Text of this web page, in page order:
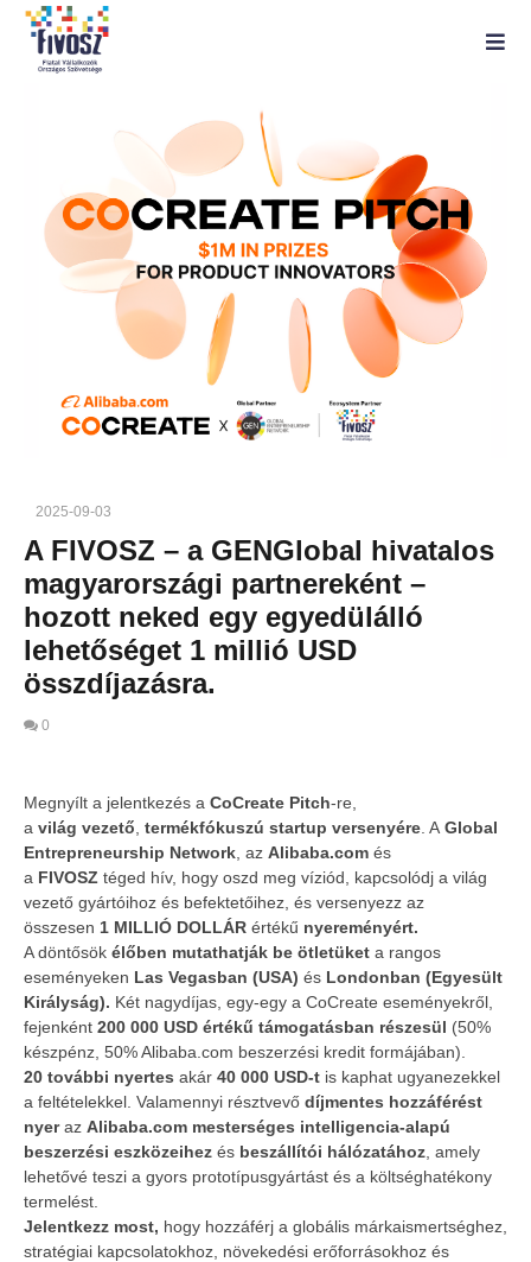
2025-09-03
A FIVOSZ – a GENGlobal hivatalos
magyarországi partnereként –
hozott neked egy egyedülálló
lehetőséget 1 millió USD
összdíjazásra.
0
MOST NÉZED
A FIVOSZ – a GENGlobal hivatalos
magyarországi partnereként – hozott
neked egy egyedülálló lehetőséget 1 millió
USD összdíjazásra.
2025-
09-03
09-03
Megnyílt a jelentkezés a CoCreate Pitch-re,
a világ vezető termékfókuszú startup versenyére . A Global
Entrepreneurship Network , az Alibaba.com és
a FIVOSZ téged hív, hogy oszd meg víziód, kapcsolódj a világ
vezető gyártóihoz és befektetőihez, és versenyezz az
összesen 1 MILLIÓ DOLLÁR értékű nyereményért.
A döntősök élőben mutathatják be ötletüket a rangos
eseményeken Las Vegasban (USA) és Londonban (Egyesült
Királyság). Két nagydíjas, egy-egy a CoCreate eseményekről,
fejenként 200 000 USD értékű támogatásban részesül (50%
készpénz, 50% Alibaba.com beszerzési kredit formájában).
20 további nyertes akár 40 000 USD-t is kaphat ugyanezekkel
a feltételekkel. Valamennyi résztvevő díjmentes hozzáférést
nyeraz Alibaba.com mesterséges intelligencia-alapú
beszerzési eszközeihez és beszállítói hálózatához , amely
lehetővé teszi a gyors prototípusgyártást és a költséghatékony
termelést.
Jelentkezz most, hogy hozzáférj a globális márkaismertséghez,
stratégiai kapcsolatokhoz, növekedési erőforrásokhoz és